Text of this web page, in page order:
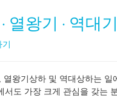
열왕기 · 역대
왕기상하 및 역대상하는 일
서도 가장 크게 관심을 갖는